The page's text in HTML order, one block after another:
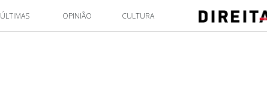
ÚLTIMAS OPINIÃO CULTURA